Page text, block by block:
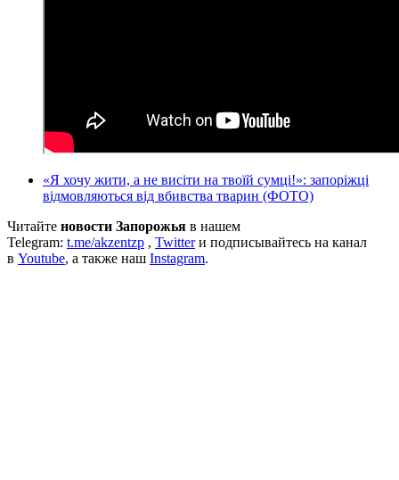
«Я хочу жити, а не висіти на твоїй сумці!»: запоріжці
відмовляються від вбивства тварин (ФОТО)
Читайте новости Запорожья в нашем
Telegram: t.me/akzentzp , Twitterи подписывайтесь на канал
в Youtube, а также наш Instagram.